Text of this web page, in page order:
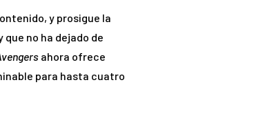
y prosigue la
no ha dejado de
ahora ofrece
para hasta cuatro